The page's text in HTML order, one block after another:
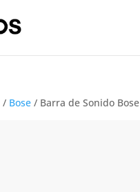
/ Bose / Barra de Sonido